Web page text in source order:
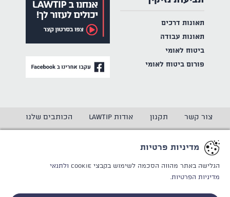
תאונות דרכים
תאונות עבודה
ביטוח לאומי
פורום ביטוח לאומי
צור קשר תקנון אודות LAWTIP הכותבים שלנו
מדיניות פרטיות
הגלישה באתר מהווה הסכמה לשימוש בקבצי Cookie
ולתנאי
מדיניות הפרטיות.